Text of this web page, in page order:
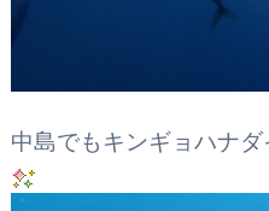
中島でもキンギョハナ